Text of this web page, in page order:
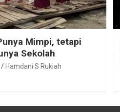
Mimpi, tetapi
Sekolah
Hamdani S Rukiah